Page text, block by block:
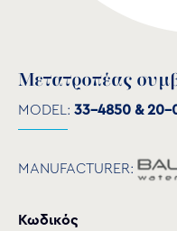
Μετατροπέας
MODEL: 33-4850 & 20-
MANUFACTURER:
Κωδικός